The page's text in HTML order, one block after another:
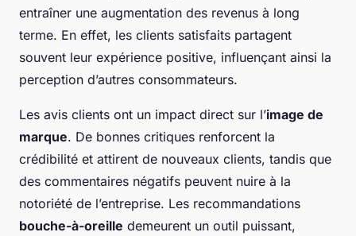
entraîner une augmentation des revenus à long
terme. En effet, les clients satisfaits partagent
souvent leur expérience positive, influençant ainsi la
perception d’autres consommateurs.
Les avis clients ont un impact direct sur l’image de
marque. De bonnes critiques renforcent la
crédibilité et attirent de nouveaux clients, tandis que
des commentaires négatifs peuvent nuire à la
notoriété de l’entreprise. Les recommandations
bouche-à-oreille demeurent un outil puissant,